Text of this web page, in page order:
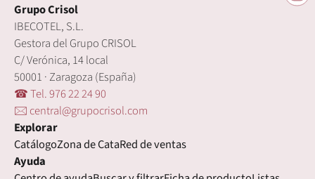
Grupo Crisol
IBECOTEL, S.L.
Gestora del Grupo CRISOL
C/ Verónica, 14 local
50001 · Zaragoza (España)
☎ Tel. 976 22 24 90
🖂 central@grupocrisol.com
Explorar
CatálogoZona de CataRed de ventas
Ayuda